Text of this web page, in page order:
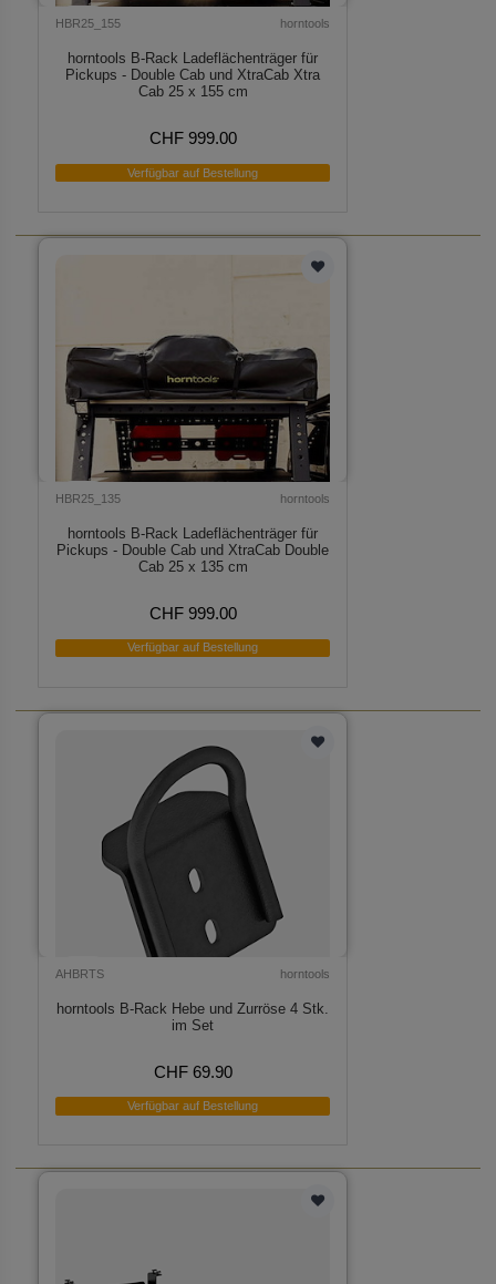
HBR25_155 horntools
horntools B-Rack Ladeflächenträger für
Pickups - Double Cab und XtraCab Xtra
Cab 25 x 155 cm
CHF 999.00
Verfügbar auf Bestellung
HBR25_135 horntools
horntools B-Rack Ladeflächenträger für
Pickups - Double Cab und XtraCab Double
Cab 25 x 135 cm
CHF 999.00
Verfügbar auf Bestellung
AHBRTS horntools
horntools B-Rack Hebe und Zurröse 4 Stk.
im Set
CHF 69.90
Verfügbar auf Bestellung